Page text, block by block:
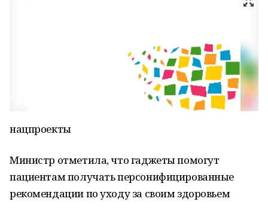
нацпроекты
Министр отметила, что гаджеты помогут
пациентам получать персонифицированные
рекомендации по уходу за своим здоровьем